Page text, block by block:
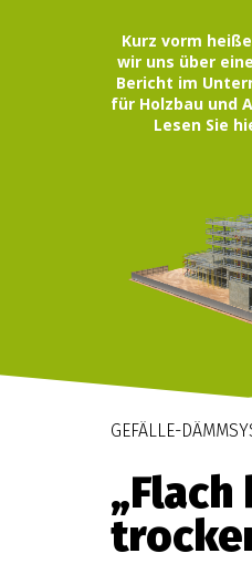
Kurz vorm
wir uns über
Bericht im
für Holzbau und
Lesen Sie
GEFÄLLE-